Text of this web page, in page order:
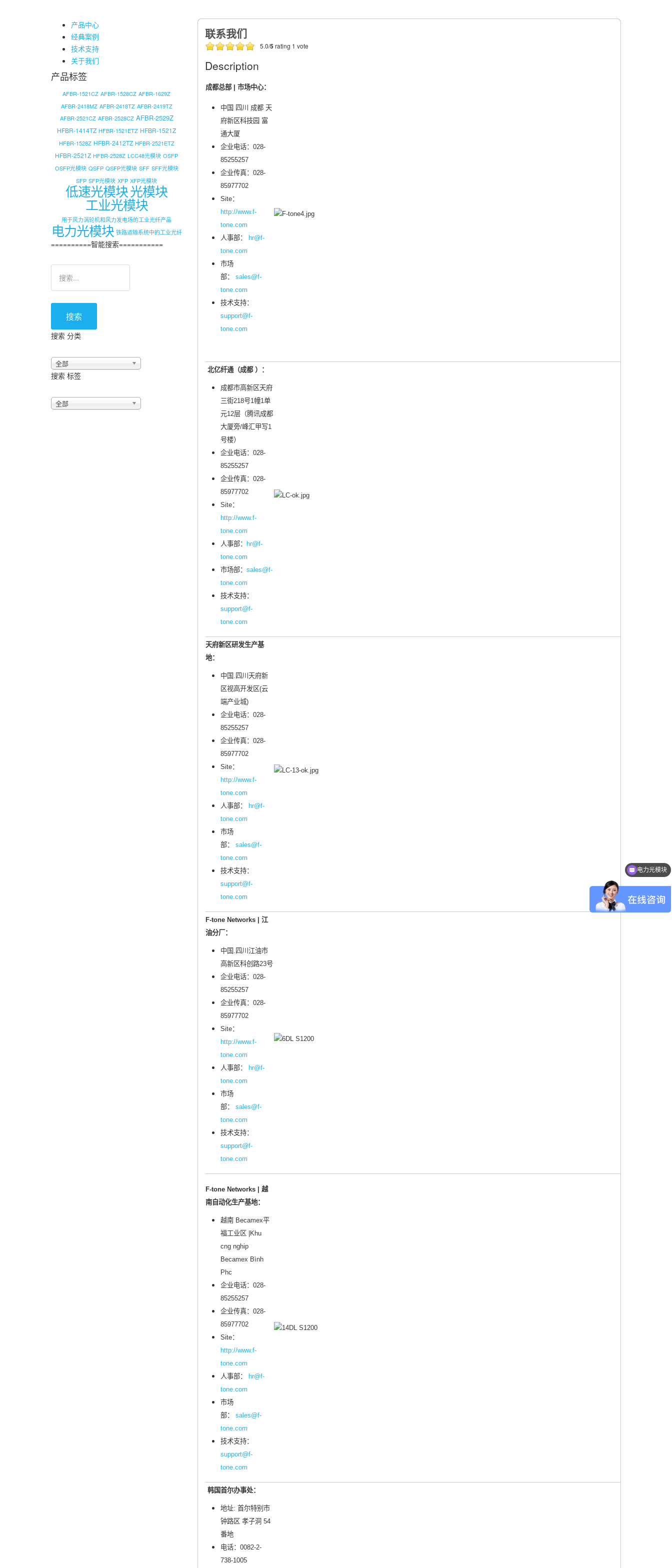
产品中心
经典案例
技术支持
关于我们
产品标签
AFBR-1521CZ AFBR-1528CZ AFBR-1629Z
AFBR-2418MZ AFBR-2418TZ AFBR-2419TZ
AFBR-2521CZ AFBR-2528CZ AFBR-2529Z
HFBR-1414TZ HFBR-1521ETZ HFBR-1521Z
HFBR-1528Z HFBR-2412TZ HFBR-2521ETZ
HFBR-2521Z HFBR-2528Z LCC48光模块 OSFP
OSFP光模块 QSFP QSFP光模块 SFF SFF光模块
SFP SFP光模块 XFP XFP光模块
低速光模块光模块
工业光模块
用于风力涡轮机和风力发电场的工业光纤产品
电力光模块 铁路运输系统中的工业光纤
==========智能搜索===========
搜索
搜索 分类
全部
搜索 标签
全部
联系我们
5.0/5rating 1 vote
Description
成都总部 | 市场中心：
中国 四川 成都 天
府新区科技园 富
通大厦
企业电话：028-
85255257
企业传真：028-
85977702
Site：
http://www.f-
tone.com
人事部：
hr@f-
tone.com
市场
部： sales@f-
tone.com
技术支持：
support@f-
tone.com
北亿纤通（成都）：
成都市高新区天府
三街218号1幢1单
元12层（腾讯成都
大厦旁/峰汇甲写1
号楼）
企业电话：028-
85255257
企业传真：028-
85977702
Site：
http://www.f-
tone.com
人事部：
hr@f-
tone.com
市场部： sales@f-
tone.com
技术支持：
support@f-
tone.com
天府新区研发生产基
地：
中国.四川天府新
区视高开发区(云
端产业城)
企业电话：028-
85255257
企业传真：028-
85977702
Site：
http://www.f-
tone.com
人事部：
hr@f-
tone.com
市场
部： sales@f-
tone.com
技术支持：
support@f-
tone.com
F-tone Networks | 江
油分厂
：
中国.四川江油市
高新区科创路23号
企业电话：028-
85255257
企业传真：028-
85977702
Site：
http://www.f-
tone.com
人事部：
hr@f-
tone.com
市场
部： sales@f-
tone.com
技术支持：
support@f-
tone.com
F-tone Networks | 越
南自动化生产基地：
越南 Becamex平
福工业区 |Khu
cng nghip
Becamex Bình
Phc
企业电话：028-
85255257
企业传真：028-
85977702
Site：
http://www.f-
tone.com
人事部：
hr@f-
tone.com
市场
部： sales@f-
tone.com
技术支持：
support@f-
tone.com
韩国首尔办事处：
地址: 首尔特别市
钟路区 孝子洞 54
番地
电话：0082-2-
738-1005
特种连接器